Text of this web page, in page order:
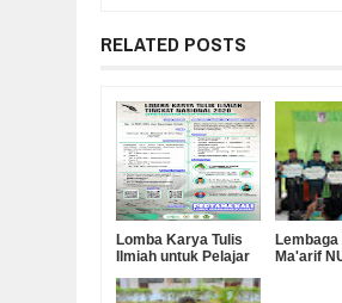
RELATED POSTS
Lomba Karya Tulis
Ilmiah untuk Pelajar
Tunai dan Beasiswa
Ma'arif